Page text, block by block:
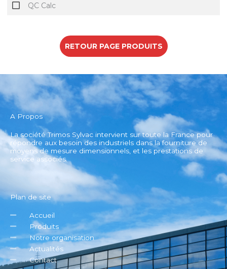
QC Calc
RETOUR PAGE PRODUITS
A Propos
La société Trimos Sylvac intervient sur toute la France pour
répondre aux besoin des industriels dans la fourniture de
moyens de mesure dimensionnels, et les prestations de
service associés.
Plan de site
Accueil
Produits
Notre organisation
Actualités
Contact